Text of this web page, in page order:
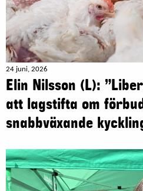
24 juni, 2026
Elin Nilsson (L):
att lagstifta om
snabbväxande